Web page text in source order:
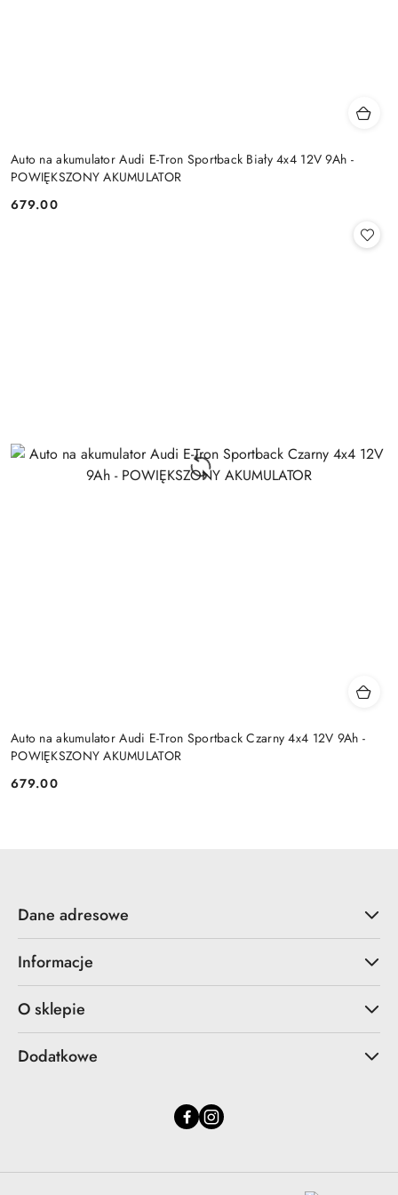
Auto na akumulator Audi E-Tron Sportback Biały 4x4 12V 9Ah -
POWIĘKSZONY AKUMULATOR
Cena:
679.00
Auto na akumulator Audi E-Tron Sportback Czarny 4x4 12V 9Ah -
POWIĘKSZONY AKUMULATOR
Cena:
679.00
Dane adresowe
Informacje
O sklepie
Dodatkowe